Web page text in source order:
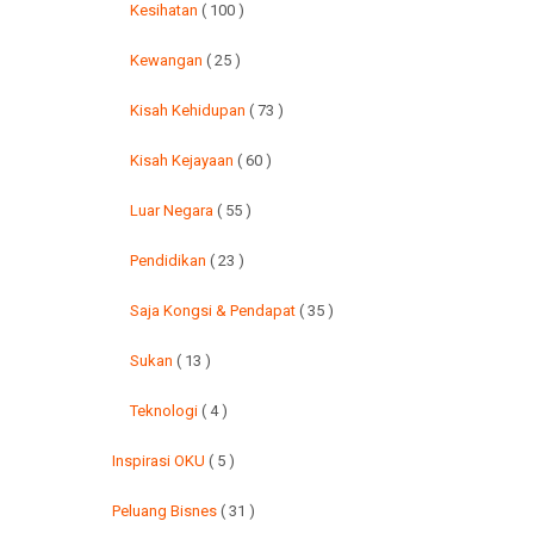
Kesihatan ( 100 )
Kewangan ( 25 )
Kisah Kehidupan ( 73 )
Kisah Kejayaan ( 60 )
Luar Negara ( 55 )
Pendidikan ( 23 )
Saja Kongsi & Pendapat ( 35 )
Sukan ( 13 )
Teknologi ( 4 )
Inspirasi OKU ( 5 )
Peluang Bisnes ( 31 )